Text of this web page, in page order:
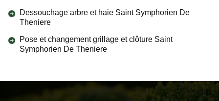
Dessouchage arbre et haie Saint Symphorien De
Theniere
Pose et changement grillage et clôture Saint
Symphorien De Theniere